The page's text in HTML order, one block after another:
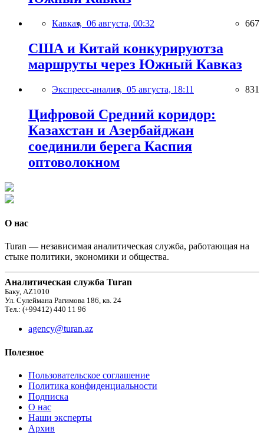
Кавказ, 06 августа, 00:32 667
США и Китай конкурируютза
маршруты через Южный Кавказ
Экспресс-анализ, 05 августа, 18:11 831
Цифровой Средний коридор:
Казахстан и Азербайджан
соединили берега Каспия
оптоволокном
О нас
Turan — независимая аналитическая служба, работающая на
стыке политики, экономики и общества.
Аналитическая служба Turan
Баку, AZ1010
Ул. Сулеймана Рагимова 186, кв. 24
Тел.: (+99412) 440 11 96
agency@turan.az
Полезное
Пользовательское соглашение
Политика конфиденциальности
Подписка
О нас
Наши эксперты
Архив